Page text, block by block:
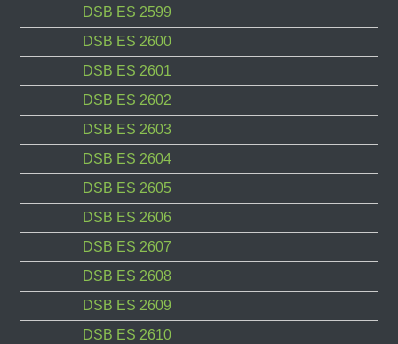
DSB ES 2599
DSB ES 2600
DSB ES 2601
DSB ES 2602
DSB ES 2603
DSB ES 2604
DSB ES 2605
DSB ES 2606
DSB ES 2607
DSB ES 2608
DSB ES 2609
DSB ES 2610